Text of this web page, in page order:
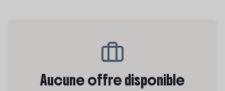
Aucune offre disponible